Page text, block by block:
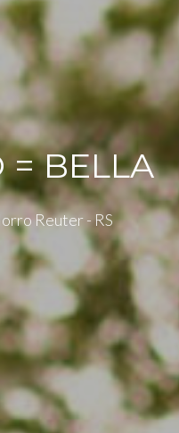
= BELLA
Reuter - RS